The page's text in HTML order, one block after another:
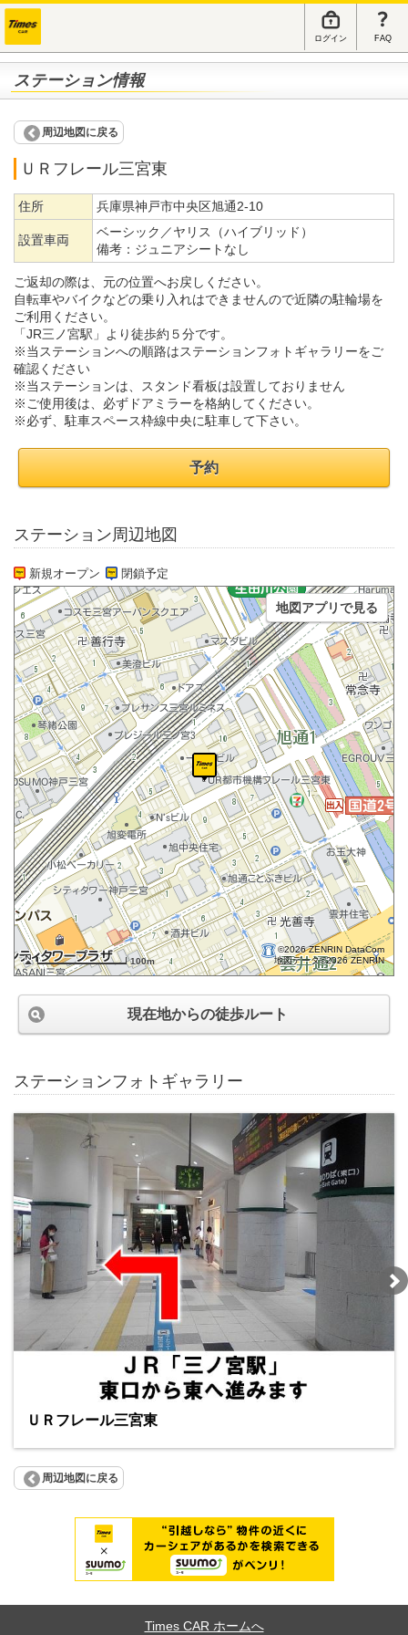
ログイン FAQ
ステーション情報
周辺地図に戻る
ＵＲフレール三宮東
住所 兵庫県神戸市中央区旭通2-10
設置車両
ベーシック／ヤリス（ハイブリッド）
備考： ジュニアシートなし
ご返却の際は、元の位置へお戻しください。
自転車やバイクなどの乗り入れはできませんので近隣の駐輪場を
ご利用ください。
「JR三ノ宮駅」より徒歩約５分です。
※当ステーションへの順路はステーションフォトギャラリーをご
確認ください
※当ステーションは、スタンド看板は設置しておりません
※ご使用後は、必ずドアミラーを格納してください。
※必ず、駐車スペース枠線中央に駐車して下さい。
予約
ステーション周辺地図
新規オープン 閉鎖予定
100m
©2026 ZENRIN DataCom
地図データ©2026 ZENRIN
地図アプリで見る
現在地からの徒歩ルート
ステーションフォトギャラリー
ＵＲフレール三宮東
周辺地図に戻る
Times CAR ホームへ